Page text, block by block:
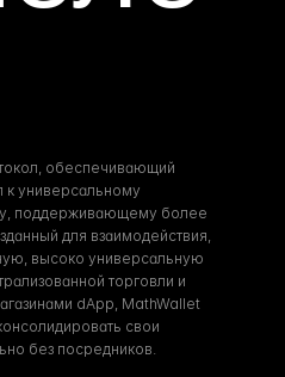
обеспечивающий
к универсальному
поддерживающему более
для взаимодействия,
высоко универсальную
торговли и
dApp, MathWallet
свои
без посредников.